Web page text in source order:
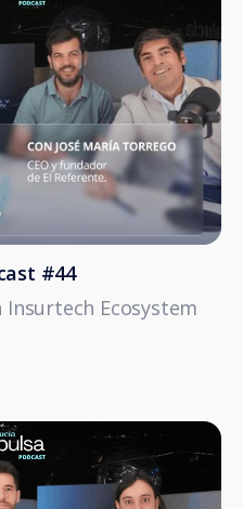
#44
Insurtech Ecosystem